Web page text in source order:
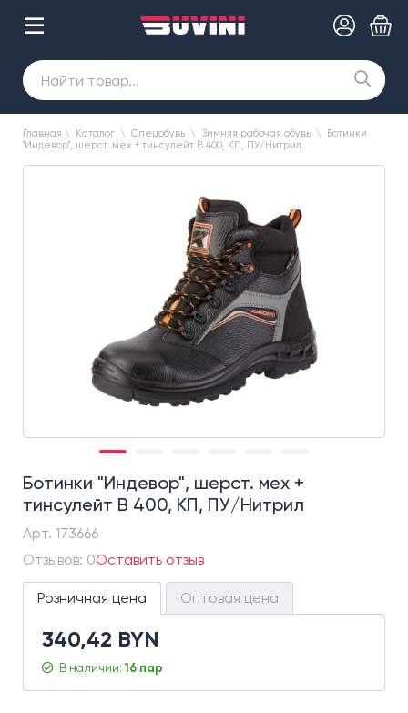
Главная \ Каталог \ Спецобувь \ Зимняя рабочая обувь \
Ботинки
"Индевор", шерст. мех + тинсулейт B 400, КП, ПУ/Нитрил
Ботинки "Индевор", шерст. мех +
тинсулейт B 400, КП, ПУ/Нитрил
Арт. 173666
Отзывов: 0Оставить отзыв
Розничная цена Оптовая цена
340,42 BYN
В наличии: 16 пар